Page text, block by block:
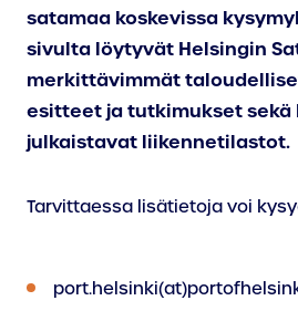
satamaa koskevissa
sivulta löytyvät Helsingin
merkittävimmät
esitteet ja tutkimukset sekä
julkaistavat liikennetilastot.
Tarvittaessa lisätietoja voi